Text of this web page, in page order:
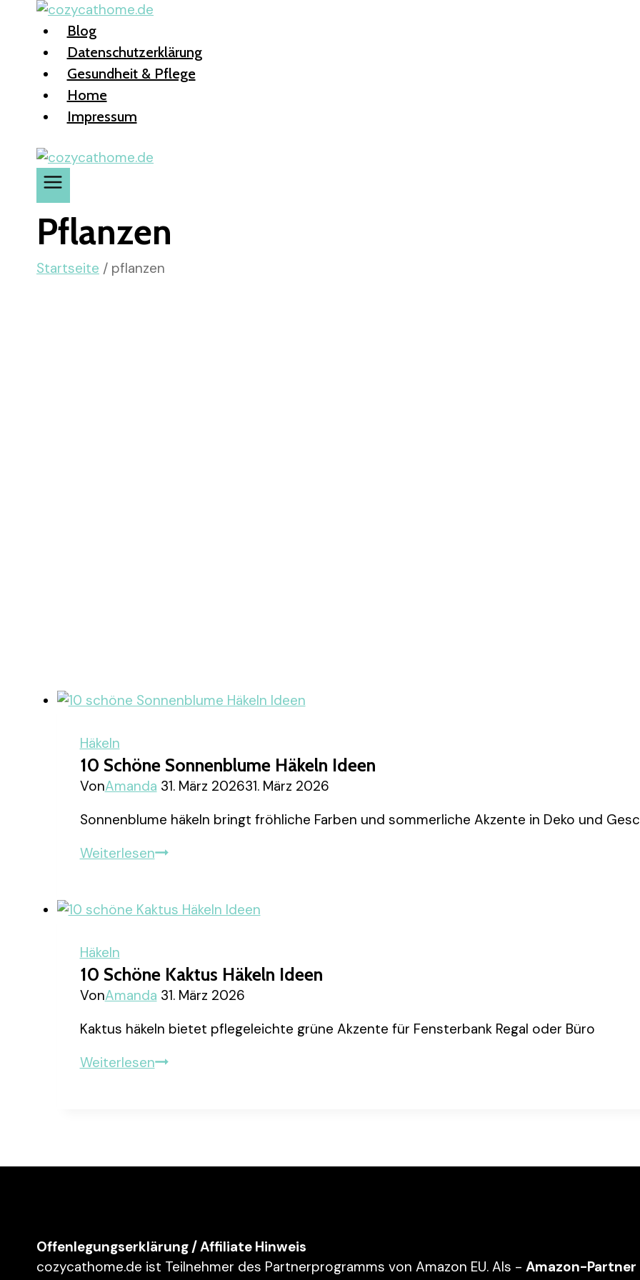
springen
Blog
Datenschutzerklärung
Gesundheit & Pflege
Home
Impressum
Pflanzen
Startseite / pflanzen
Häkeln
10 Schöne Sonnenblume Häkeln Ideen
VonAmanda 31. März 202631. März 2026
Sonnenblume häkeln bringt fröhliche Farben und sommerliche Akzente in Deko und
Weiterlesen10
Häkeln
Häkeln
10 Schöne Kaktus Häkeln Ideen
VonAmanda 31. März 2026
Kaktus häkeln bietet pflegeleichte grüne Akzente für Fensterbank Regal oder Büro
Weiterlesen10
Offenlegungserklärung / Affiliate Hinweis
cozycathome.de ist Teilnehmer des Partnerprogramms von Amazon EU. Als - Amazon-Partner